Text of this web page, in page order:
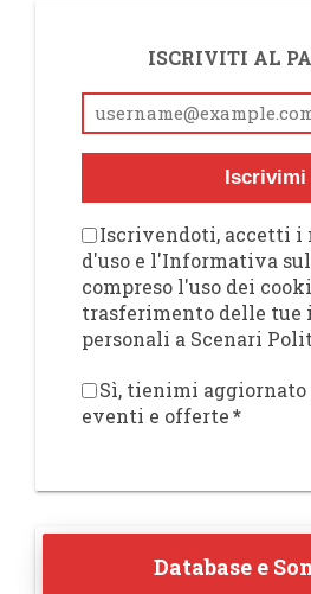
ISCRIVITI AL
Iscrivimi
Iscrivendoti, accetti i
d'uso e l'Informativa
compreso l'uso dei
trasferimento delle tue
personali a Scenari
Sì, tienimi aggiornato
eventi e offerte*
Database e